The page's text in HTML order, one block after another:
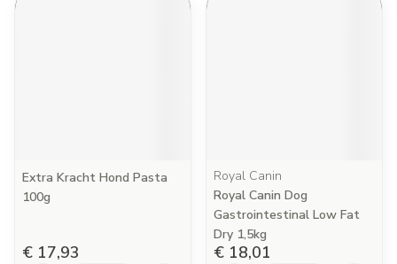
Extra Kracht Hond Pasta
100g
€ 17,93
Royal Canin
Royal Canin Dog
Gastrointestinal Low Fat
Dry 1,5kg
€ 18,01